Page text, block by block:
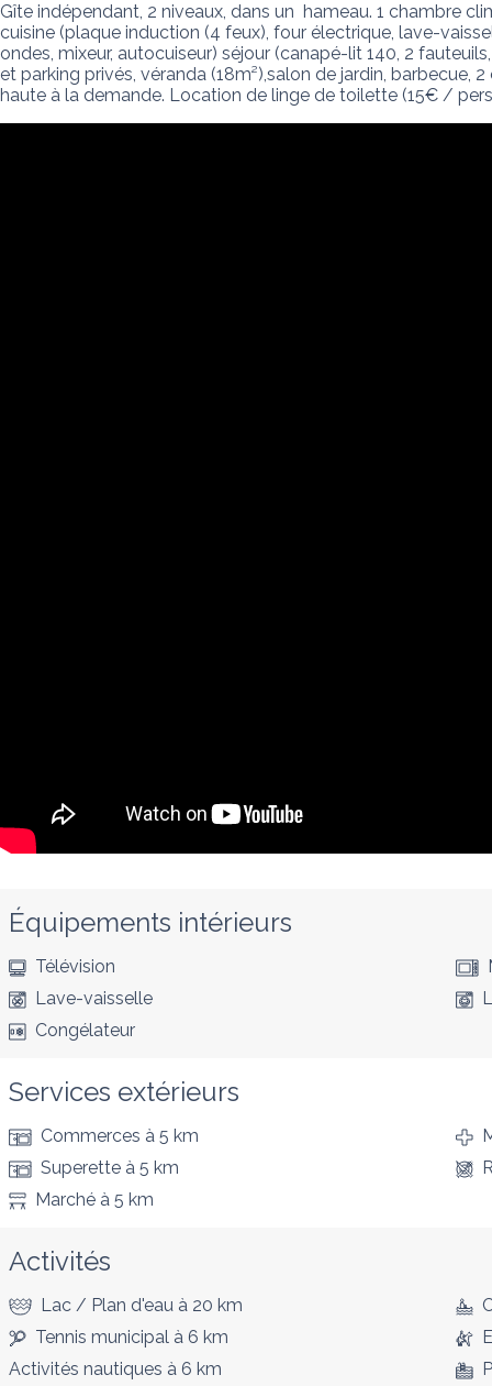
Gîte indépendant, 2 niveaux, dans un  hameau. 1 chambre
cuisine (plaque induction (4 feux), four électrique, lave-
ondes, mixeur, autocuiseur) séjour (canapé-lit 140, 2
et parking privés, véranda (18m²),salon de jardin,
haute à la demande. Location de linge de toilette (15€ /
Équipements intérieurs
Télévision
Lave-vaisselle
Congélateur
Services extérieurs
Commerces à 5 km
Superette à 5 km
Marché à 5 km
Activités
Lac / Plan d'eau à 20 km
Tennis municipal à 6 km
Activités nautiques à 6 km